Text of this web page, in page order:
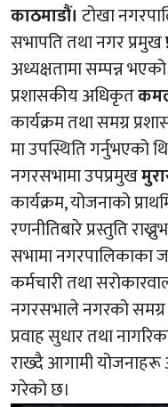
काठमाडौं। टोखा
सभापति तथा नगर प्रमुख
अध्यक्षतामा सम्पन्न
प्रशासकीय अधिकृत
कार्यक्रम तथा समग्र
मा उपस्थिति गर्नुभएको
नगरसभामा उपप्रमुख
कार्यक्रम, योजनाको
रणनीतिबारे प्रस्तुति
सभामा नगरपालिकाका
कर्मचारी तथा
नगरसभाले नगरको समग्र
प्रवाह सुधार तथा
राख्दै आगामी योजनाहरू
गरेको छ।